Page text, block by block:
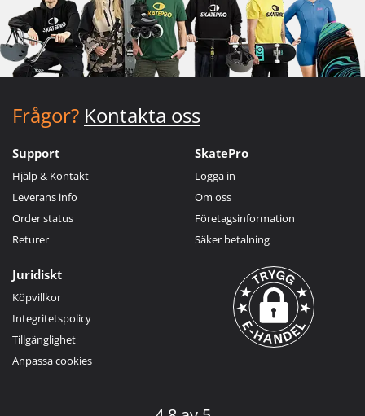
Frågor? Kontakta oss
Support
Hjälp & Kontakt
Leverans info
Order status
Returer
SkatePro
Logga in
Om oss
Företagsinformation
Säker betalning
Juridiskt
Köpvillkor
Integritetspolicy
Tillgänglighet
Anpassa cookies